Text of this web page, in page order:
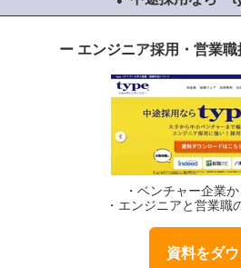
ー エンジニア採用・営業
・ベンチャー企業
・エンジニアと営業職
資料をダ